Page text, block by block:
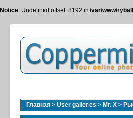
Notice: Undefined offset: 8192 in /var/www/
Главная > User galleries > Mr. X >